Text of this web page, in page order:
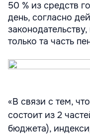
50 % из средств
день, согласно
только та часть
«В связи с тем,
состоит из 2
бюджета),